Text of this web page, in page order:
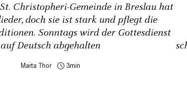
Christopheri-Gemeinde in Breslau hat
doch sie ist stark und pflegt die
Sonntags wird der Gottesdienst
auf Deutsch abgehalten
Marta Thor 3